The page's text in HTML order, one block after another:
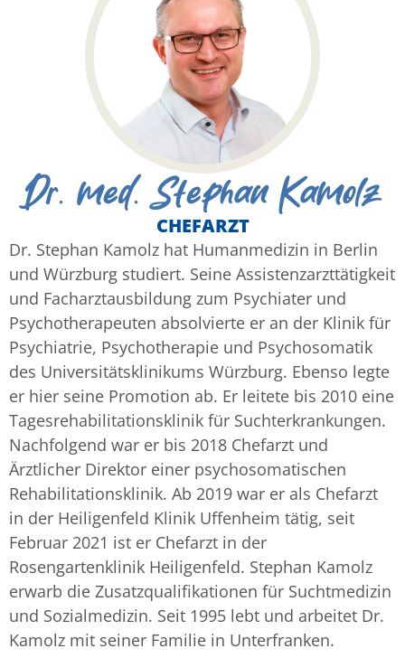
Dr. med. Stephan Kamolz
CHEFARZT
Dr. Stephan Kamolz hat Humanmedizin in Berlin
und Würzburg studiert. Seine Assistenzarzttätigkeit
und Facharztausbildung zum Psychiater und
Psychotherapeuten absolvierte er an der Klinik für
Psychiatrie, Psychotherapie und Psychosomatik
des Universitätsklinikums Würzburg. Ebenso legte
er hier seine Promotion ab. Er leitete bis 2010 eine
Tagesrehabilitationsklinik für Suchterkrankungen.
Nachfolgend war er bis 2018 Chefarzt und
Ärztlicher Direktor einer psychosomatischen
Rehabilitationsklinik. Ab 2019 war er als Chefarzt
in der Heiligenfeld Klinik Uffenheim tätig, seit
Februar 2021 ist er Chefarzt in der
Rosengartenklinik Heiligenfeld. Stephan Kamolz
erwarb die Zusatzqualifikationen für Suchtmedizin
und Sozialmedizin. Seit 1995 lebt und arbeitet Dr.
Kamolz mit seiner Familie in Unterfranken.